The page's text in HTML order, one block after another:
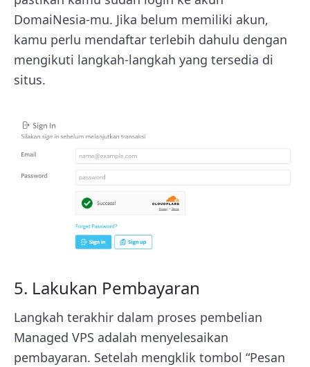
DomaiNesia-mu. Jika belum memiliki akun,
kamu perlu mendaftar terlebih dahulu dengan
mengikuti langkah-langkah yang tersedia di
situs.
5. Lakukan Pembayaran
Langkah terakhir dalam proses pembelian
Managed VPS adalah menyelesaikan
pembayaran. Setelah mengklik tombol “Pesan